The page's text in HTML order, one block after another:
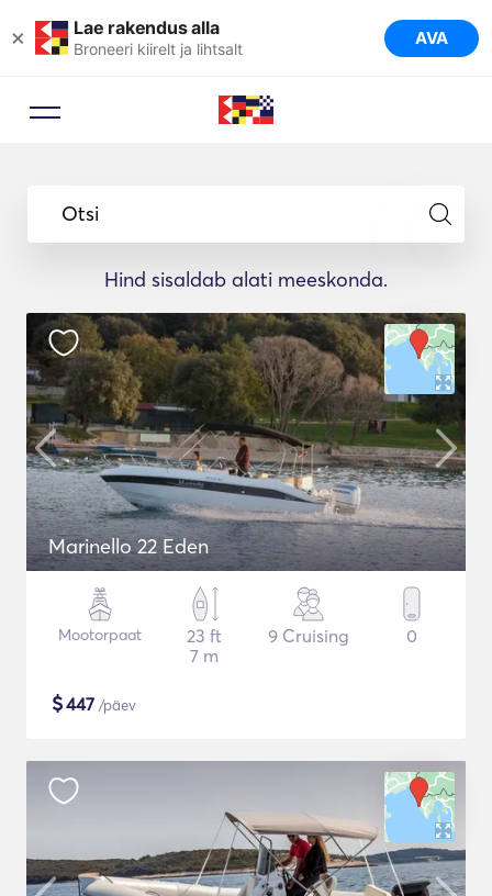
× Lae rakendus alla
Broneeri kiirelt ja lihtsalt AVA
Otsi
Hind sisaldab alati meeskonda.
Marinello 22 Eden
Mootorpaat
23 ft
7 m
9 Cruising 0
$447 /päev